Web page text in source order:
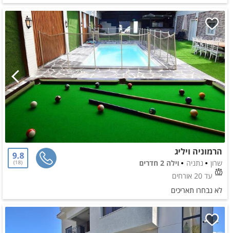
הרמוניה ויליג
שרון נתניה
וילה 2 חדרים
עד 20 אורחים
9.8
18
לא נבחרו תאריכים